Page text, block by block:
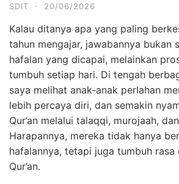
SDIT · 20/06/2026
Kalau ditanya apa yang paling
tahun mengajar, jawabannya bukan
hafalan yang dicapai, melainkan
tumbuh setiap hari. Di tengah
saya melihat anak-anak perlahan
lebih percaya diri, dan semakin
Qur’an melalui talaqqi, murojaah,
Harapannya, mereka tidak hanya
hafalannya, tetapi juga tumbuh
Qur’an.